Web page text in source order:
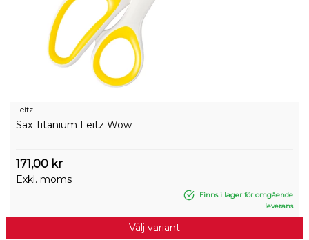
Leitz
Sax Titanium Leitz Wow
171,00 kr
Exkl. moms
Finns i lager för omgående
leverans
Välj variant